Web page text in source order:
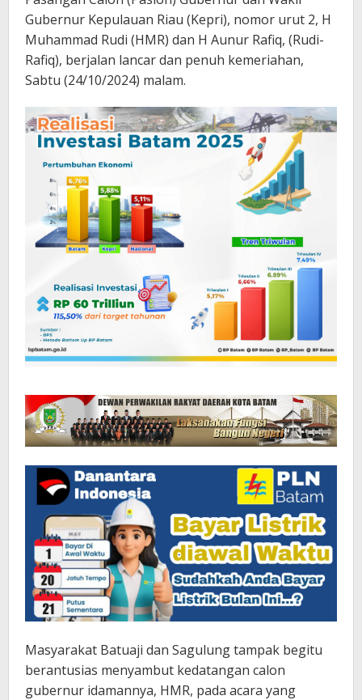
Gubernur Kepulauan Riau (Kepri), nomor urut 2, H
Muhammad Rudi (HMR) dan H Aunur Rafiq, (Rudi-
Rafiq), berjalan lancar dan penuh kemeriahan,
Sabtu (24/10/2024) malam.
Masyarakat Batuaji dan Sagulung tampak begitu
berantusias menyambut kedatangan calon
gubernur idamannya, HMR, pada acara yang